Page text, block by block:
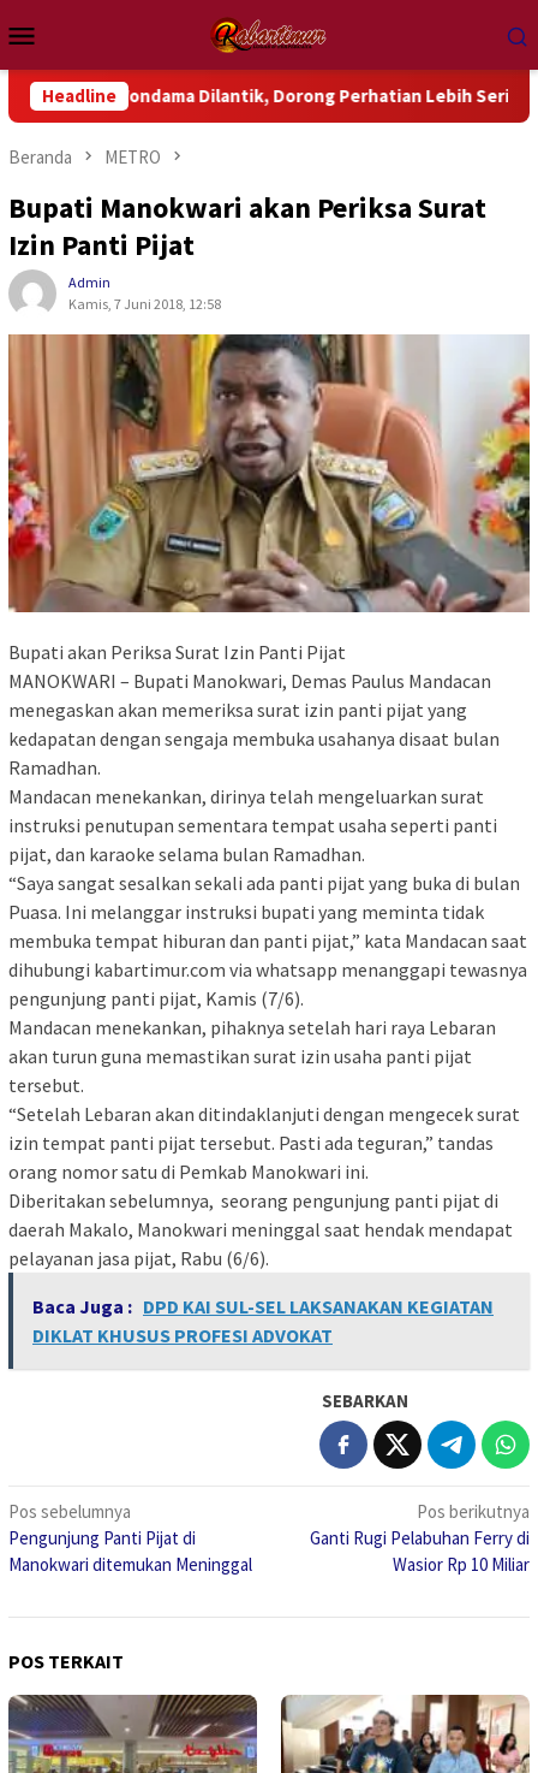
ke
kontenMobile
Headline
Wondama Dilantik, Dorong Perhatian Lebih Serius Terhadap Isu
Beranda METRO
Bupati Manokwari akan Periksa Surat
Izin Panti Pijat
Admin
Kamis, 7 Juni 2018, 12:58
Bupati akan Periksa Surat Izin Panti Pijat
MANOKWARI – Bupati Manokwari, Demas Paulus Mandacan
menegaskan akan memeriksa surat izin panti pijat yang
kedapatan dengan sengaja membuka usahanya disaat bulan
Ramadhan.
Mandacan menekankan, dirinya telah mengeluarkan surat
instruksi penutupan sementara tempat usaha seperti panti
pijat, dan karaoke selama bulan Ramadhan.
“Saya sangat sesalkan sekali ada panti pijat yang buka di bulan
Puasa. Ini melanggar instruksi bupati yang meminta tidak
membuka tempat hiburan dan panti pijat,” kata Mandacan saat
dihubungi kabartimur.com via whatsapp menanggapi tewasnya
pengunjung panti pijat, Kamis (7/6).
Mandacan menekankan, pihaknya setelah hari raya Lebaran
akan turun guna memastikan surat izin usaha panti pijat
tersebut.
“Setelah Lebaran akan ditindaklanjuti dengan mengecek surat
izin tempat panti pijat tersebut. Pasti ada teguran,” tandas
orang nomor satu di Pemkab Manokwari ini.
Diberitakan sebelumnya, seorang pengunjung panti pijat di
daerah Makalo, Manokwari meninggal saat hendak mendapat
pelayanan jasa pijat, Rabu (6/6).
Baca Juga : DPD KAI SUL-SEL LAKSANAKAN KEGIATAN
DIKLAT KHUSUS PROFESI ADVOKAT
SEBARKAN
Navigasi
pos
Pos sebelumnya
Pengunjung Panti Pijat di
Manokwari ditemukan Meninggal
Pos berikutnya
Ganti Rugi Pelabuhan Ferry di
Wasior Rp 10 Miliar
POS TERKAIT